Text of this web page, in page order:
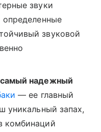
звуки
звуковой
надежный
— ее главный
уникальный запах,
комбинаций